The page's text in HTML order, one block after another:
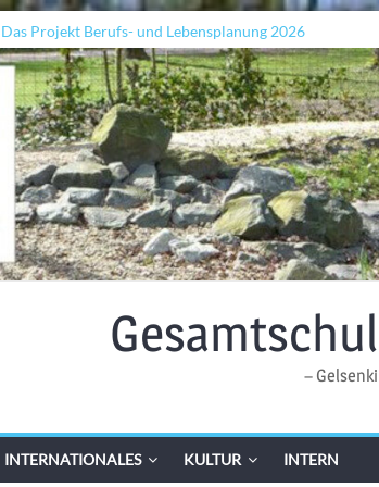
Das Projekt Berufs- und Lebensplanung 2026
UNESCO Stadtradeln „Grenzen überwinden“
KCC-Workshop
Sicherheit auf den Wellen: Lehrkräfte bilden sich in
Ferien!!!
–
INTERNATIONALES KULTUR INTERN